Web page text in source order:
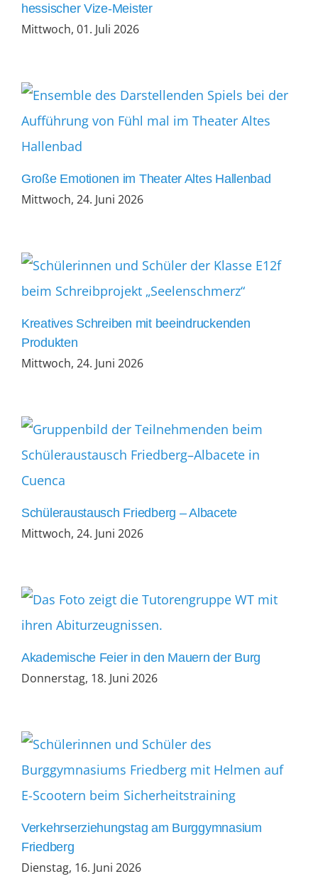
hessischer Vize-Meister
Mittwoch, 01. Juli 2026
Große Emotionen im Theater Altes Hallenbad
Mittwoch, 24. Juni 2026
Kreatives Schreiben mit beeindruckenden
Produkten
Mittwoch, 24. Juni 2026
Schüleraustausch Friedberg – Albacete
Mittwoch, 24. Juni 2026
Akademische Feier in den Mauern der Burg
Donnerstag, 18. Juni 2026
Verkehrserziehungstag am Burggymnasium
Friedberg
Dienstag, 16. Juni 2026